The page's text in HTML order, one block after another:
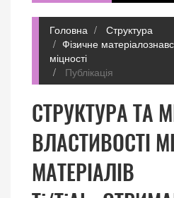
Головна
Структура
Фізичне
міцності
Публікація
СТРУКТУРА ТА
ВЛАСТИВОСТІ
МАТЕРІАЛІВ